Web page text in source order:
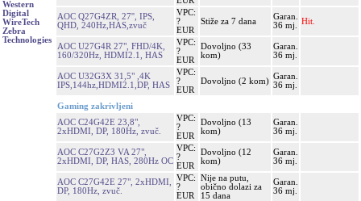
Western
Digital
WireTech
Zebra
Technologies
AOC Q27G4ZR, 27'', IPS,
QHD, 240Hz,HAS,zvuč
VPC:
?
EUR
Stiže za 7 dana
Garan.
36 mj.
Hit.
AOC U27G4R 27", FHD/4K,
160/320Hz, HDMI2.1, HAS
VPC:
?
EUR
Dovoljno (33
kom)
Garan.
36 mj.
AOC U32G3X 31,5" ,4K
IPS,144hz,HDMI2.1,DP, HAS
VPC:
?
EUR
Dovoljno (2 kom)
Garan.
36 mj.
Gaming zakrivljeni
AOC C24G42E 23,8",
2xHDMI, DP, 180Hz, zvuč.
VPC:
?
EUR
Dovoljno (13
kom)
Garan.
36 mj.
AOC C27G2Z3 VA 27",
2xHDMI, DP, HAS, 280Hz OC
VPC:
?
EUR
Dovoljno (12
kom)
Garan.
36 mj.
AOC C27G42E 27", 2xHDMI,
DP, 180Hz, zvuč.
VPC:
?
EUR
Nije na putu,
obično dolazi za
15 dana
Garan.
36 mj.